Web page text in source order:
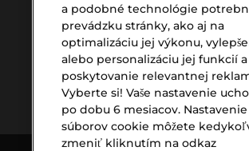
Doprava
zadarmo
nad €39,-
Expresný
osobný
odber
a podobné technológie
prevádzku stránky, ako aj na
optimalizáciu jej výkonu,
alebo personalizáciu jej funkcií
poskytovanie relevantnej
Vyberte si! Vaše nastavenie
po dobu 6 mesiacov. Nastavenie
súborov cookie môžete
zmeniť kliknutím na odkaz